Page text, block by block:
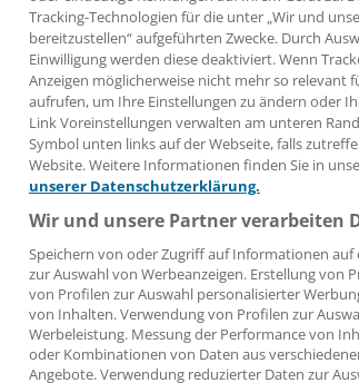
10.06.2008, 12:13 Uhr
Augen auf beim
Brillenkauf!
© Foto:ÄZ
Schätzungen
Brillenträger
Kreuz aus
an den
Irritationen an
Symptome.
Nickel und
Brillenkauf auf
Tracking-Technologien für die unter „Wir und
bereitzustellen“ aufgeführten Zwecke. Durch
Einwilligung werden diese deaktiviert. Wenn
Anzeigen möglicherweise nicht mehr so relevant
aufrufen, um Ihre Einstellungen zu ändern oder
Link Voreinstellungen verwalten am unteren
Symbol unten links auf der Webseite, falls
Website. Weitere Informationen finden Sie in
unserer Datenschutzerklärung.
Wir und unsere Partner verarbeiten
Speichern von oder Zugriff auf Informationen
zur Auswahl von Werbeanzeigen. Erstellung von
von Profilen zur Auswahl personalisierter
von Inhalten. Verwendung von Profilen zur
Werbeleistung. Messung der Performance von
oder Kombinationen von Daten aus
Angebote. Verwendung reduzierter Daten zur